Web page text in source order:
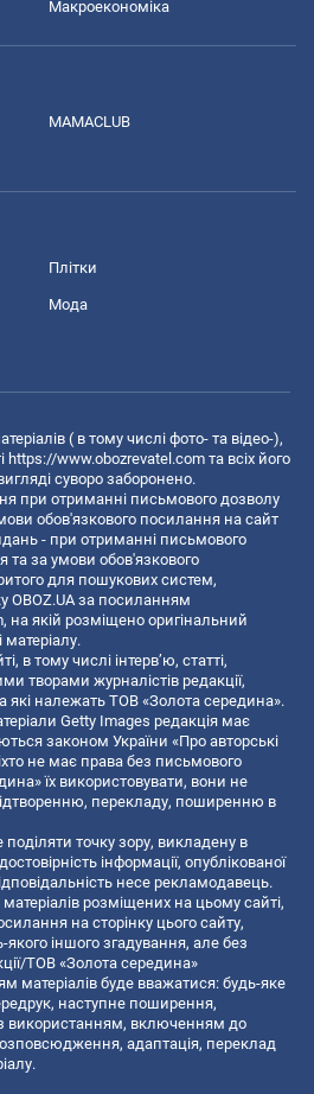
Макроекономіка
MAMACLUB
Плітки
Мода
( в тому числі фото- та відео-),
https://www.obozrevatel.com та всіх його
суворо заборонено.
при отриманні письмового дозволу
обов'язкового посилання на сайт
- при отриманні письмового
та за умови обов'язкового
для пошукових систем,
OBOZ.UA за посиланням
, на якій розміщено оригінальний
в тому числі інтерв’ю, статті,
творами журналістів редакції,
які належать ТОВ «Золота середина».
Getty Images редакція має
законом України «Про авторські
не має права без письмового
їх використовувати, вони не
перекладу, поширенню в
точку зору, викладену в
інформації, опублікованої
несе рекламодавець.
розміщених на цьому сайті,
на сторінку цього сайту,
якого іншого згадування, але без
ТОВ «Золота середина»
матеріалів буде вважатися: будь-яке
наступне поширення,
використанням, включенням до
адаптація, переклад